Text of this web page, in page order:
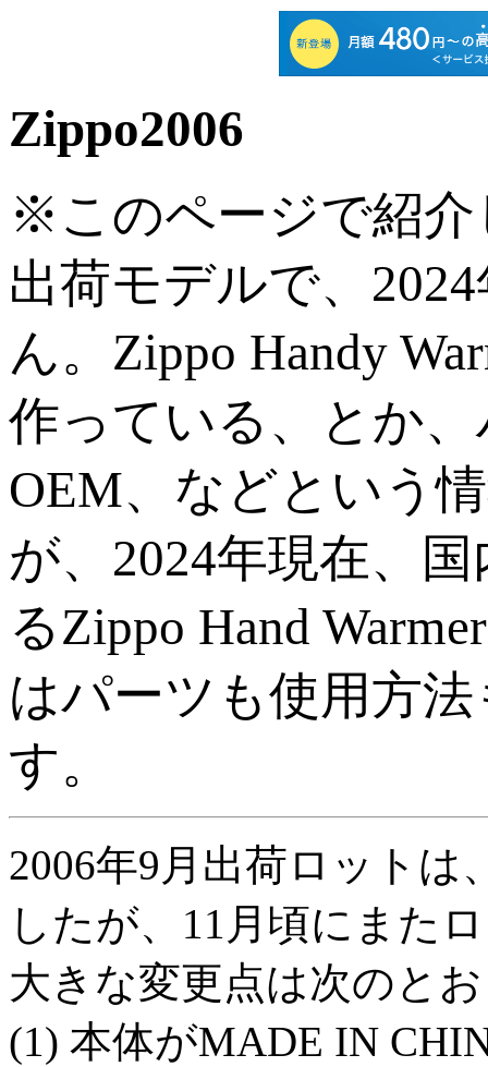
Zippo2006
※このページで紹介
出荷モデルで、
ん。Zippo Handy
作っている、とか
OEM、などという
が、2024年現在、
るZippo Hand
はパーツも使用方
す。
2006年9月出荷ロットは
したが、11月頃にまた
大きな変更点は次のと
(1) 本体がMADE IN